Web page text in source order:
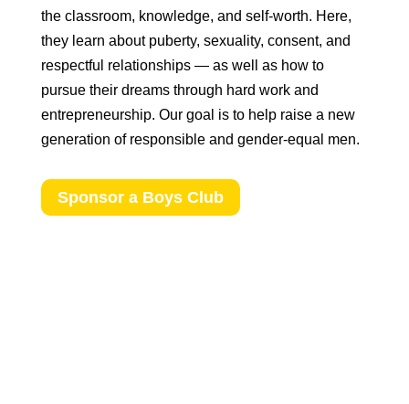
the classroom, knowledge, and self-worth. Here,
they learn about puberty, sexuality, consent, and
respectful relationships — as well as how to
pursue their dreams through hard work and
entrepreneurship. Our goal is to help raise a new
generation of responsible and gender-equal men.
Sponsor a Boys Club